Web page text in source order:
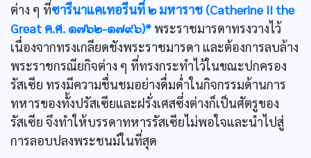
ต่าง ๆ ที่ซารีนาแคเทอรีนที่ ๒ มหาราช (Catherine II the
Great ค.ศ. ๑๗๖๒-๑๗๙๖)* พระราชมารดาทรงวางไว้
เนื่องจากทรงเกลียดชังพระราชมารดา และต้องการลบล้าง
พระราชกรณียกิจต่าง ๆ ที่ทรงกระทำไว้ในขณะปกครอง
รัสเซีย ทรงมีความชื่นชมอย่างดื่มดํ่าในกิจกรรมด้านการ
ทหารของทั้งปรัสเซียและฝรั่งเศสซึ่งต่างก็เป็นศัตรูของ
รัสเซีย จึงทำให้บรรดาทหารรัสเซียไม่พอใจและนำไปสู่
การลอบปลงพระชนม์ในที่สุด